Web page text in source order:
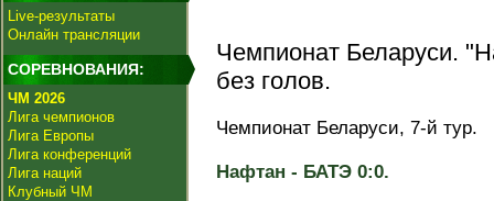
Live-результаты
Онлайн трансляции
СОРЕВНОВАНИЯ:
ЧМ 2026
Лига чемпионов
Лига Европы
Лига конференций
Лига наций
Клубный ЧМ
Чемпионат Беларуси.
без голов.
Чемпионат Беларуси, 7-й тур.
Нафтан - БАТЭ 0:0.